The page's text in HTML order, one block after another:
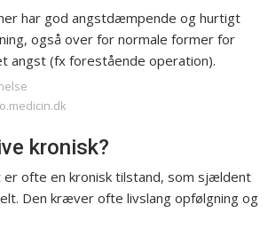
har god angstdæmpende og hurtigt
også over for normale former for
angst (fx forestående operation).
kronisk?
er ofte en kronisk tilstand, som sjældent
Den kræver ofte livslang opfølgning og